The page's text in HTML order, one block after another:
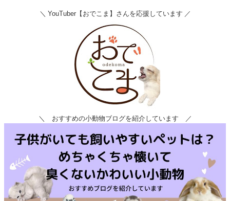
＼ YouTuber【おでこま】さんを応援しています ／
＼ おすすめの小動物ブログを紹介しています ／